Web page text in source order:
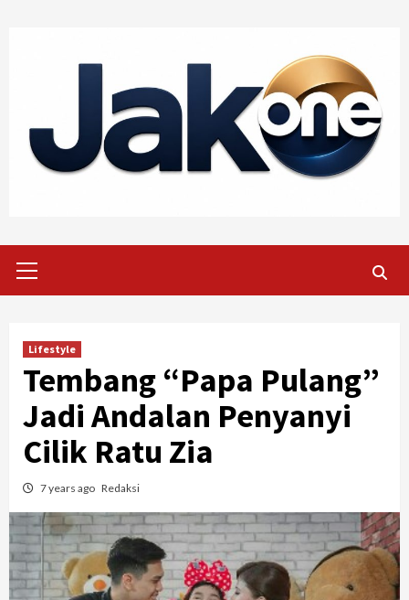
Menu
Lifestyle
Tembang “Papa Pulang”
Jadi Andalan Penyanyi
Cilik Ratu Zia
7 years ago Redaksi